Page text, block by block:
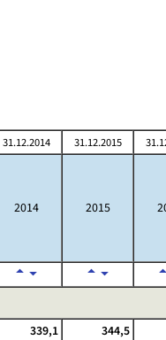
31.12.2014 31.12.2015
2014 2015
339,1
344,5